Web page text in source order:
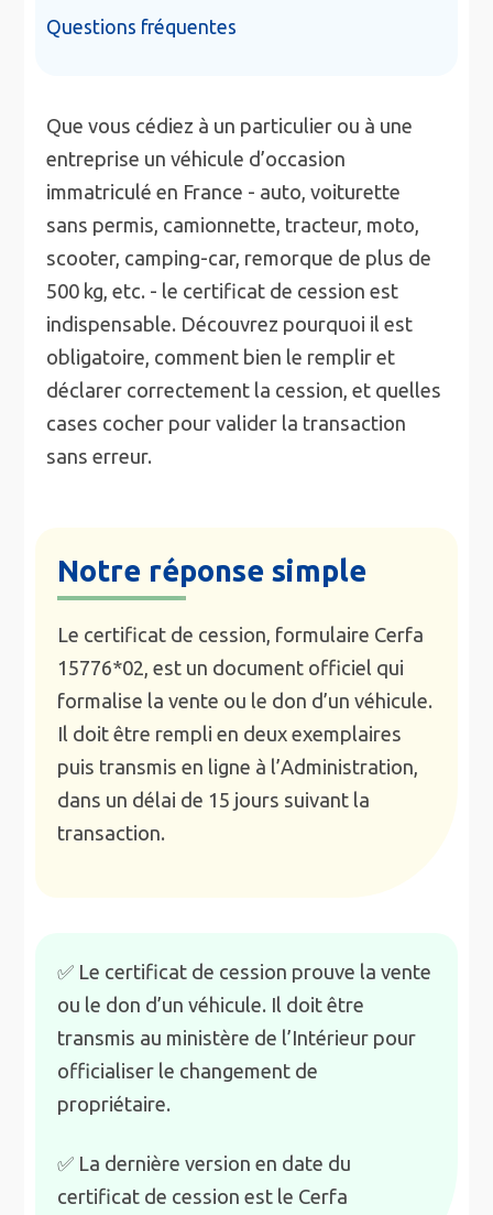
Questions fréquentes
Que vous cédiez à un particulier ou à une
entreprise un véhicule d’occasion
immatriculé en France - auto, voiturette
sans permis, camionnette, tracteur, moto,
scooter, camping-car, remorque de plus de
500 kg, etc. - le certificat de cession est
indispensable. Découvrez pourquoi il est
obligatoire, comment bien le remplir et
déclarer correctement la cession, et quelles
cases cocher pour valider la transaction
sans erreur.
Notre réponse simple
Le certificat de cession, formulaire Cerfa
15776*02, est un document officiel qui
formalise la vente ou le don d’un véhicule.
Il doit être rempli en deux exemplaires
puis transmis en ligne à l’Administration,
dans un délai de 15 jours suivant la
transaction.
✅ Le certificat de cession prouve la vente
ou le don d’un véhicule. Il doit être
transmis au ministère de l’Intérieur pour
officialiser le changement de
propriétaire.
✅ La dernière version en date du
certificat de cession est le Cerfa